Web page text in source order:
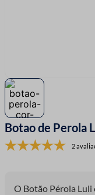
Botao de Perola
2
O Botão Pérola Luli